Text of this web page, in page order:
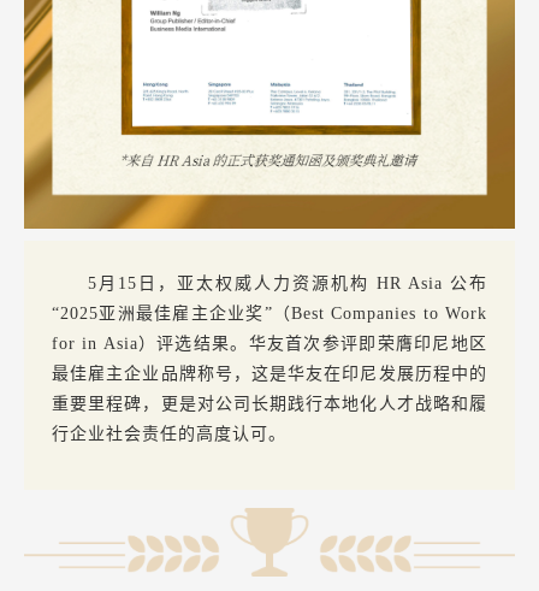
5月15日，亚太权威人力资源机构 HR Asia 公布
“2025亚洲最佳雇主企业奖”（Best Companies to Work
for in Asia）评选结果。华友首次参评即荣膺印尼地区
最佳雇主企业品牌称号，这是华友在印尼发展历程中的
重要里程碑，更是对公司长期践行本地化人才战略和履
行企业社会责任的高度认可。